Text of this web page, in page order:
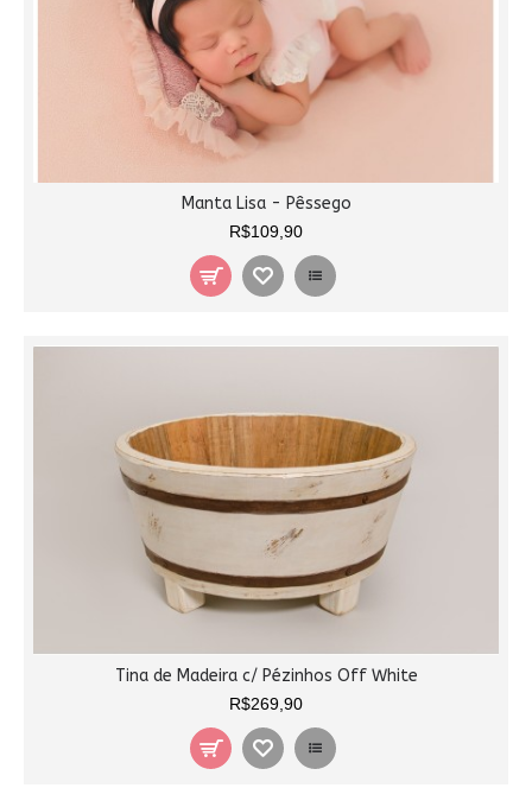
Manta Lisa - Pêssego
R$109,90
Tina de Madeira c/ Pézinhos Off White
R$269,90